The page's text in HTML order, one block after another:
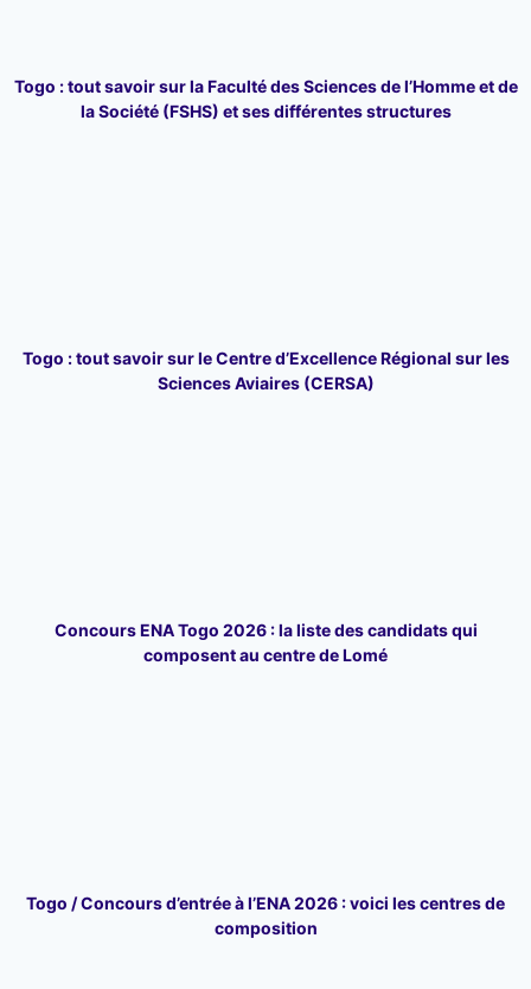
Togo : tout savoir sur la Faculté des Sciences de l’Homme et de
la Société (FSHS) et ses différentes structures
Togo : tout savoir sur le Centre d’Excellence Régional sur les
Sciences Aviaires (CERSA)
Concours ENA Togo 2026 : la liste des candidats qui
composent au centre de Lomé
Togo / Concours d’entrée à l’ENA 2026 : voici les centres de
composition